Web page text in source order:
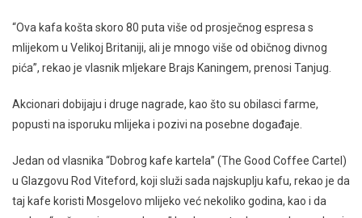
“Ova kafa košta skoro 80 ​​puta više od prosječnog espresa s
mlijekom u Velikoj Britaniji, ali je mnogo više od običnog divnog
pića”, rekao je vlasnik mljekare Brajs Kaningem, prenosi Tanjug.
Akcionari dobijaju i druge nagrade, kao što su obilasci farme,
popusti na isporuku mlijeka i pozivi na posebne događaje.
Jedan od vlasnika “Dobrog kafe kartela” (The Good Coffee Cartel)
u Glazgovu Rod Viteford, koji služi sada najskuplju kafu, rekao je da
taj kafe koristi Mosgelovo mlijeko već nekoliko godina, kao i da